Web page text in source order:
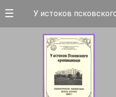
☰ У истоков